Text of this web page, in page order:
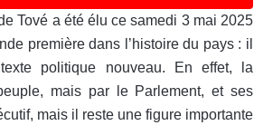
Tové a été élu ce samedi 3 mai 2025
première dans l’histoire du pays : il
politique nouveau. En effet, la
mais par le Parlement, et ses
mais il reste une figure importante